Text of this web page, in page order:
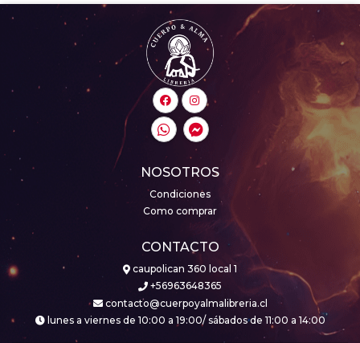
NOSOTROS
Condiciones
Como comprar
CONTACTO
caupolican 360 local 1
+56963648365
contacto@cuerpoyalmalibreria.cl
lunes a viernes de 10:00 a 19:00/ sábados de 11:00 a 14:00